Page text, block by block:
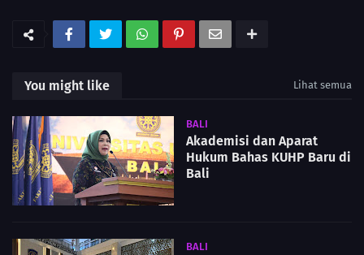
You might like Lihat semua
BALI
Akademisi dan Aparat
Hukum Bahas KUHP Baru di
Bali
BALI